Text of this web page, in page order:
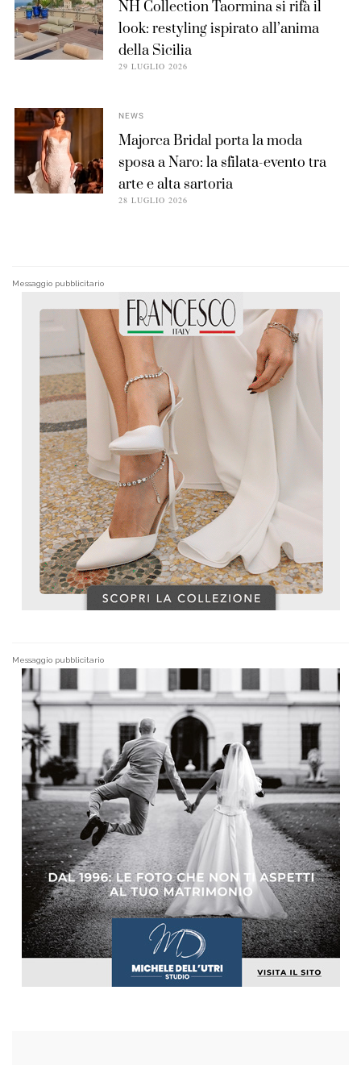
NH Collection Taormina si rifà il
look: restyling ispirato all’anima
della Sicilia
29 LUGLIO 2026
NEWS
Majorca Bridal porta la moda
sposa a Naro: la sfilata-evento tra
arte e alta sartoria
28 LUGLIO 2026
Messaggio pubblicitario
Messaggio pubblicitario